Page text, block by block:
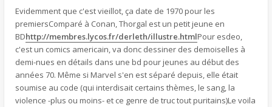
Evidemment que c'est vieillot, ça date de 1970 pour les
premiersComparé à Conan, Thorgal est un petit jeune en
BDhttp://membres.lycos.fr/derleth/illustre.htmlPour esdeo,
c'est un comics americain, va donc dessiner des demoiselles à
demi-nues en détails dans une bd pour jeunes au début des
années 70. Même si Marvel s'en est séparé depuis, elle était
soumise au code (qui interdisait certains thèmes, le sang, la
violence -plus ou moins- et ce genre de truc tout puritains)Le voila